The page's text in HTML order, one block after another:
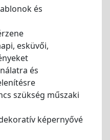
és
esküvői,
és
szükség műszaki
képernyővé